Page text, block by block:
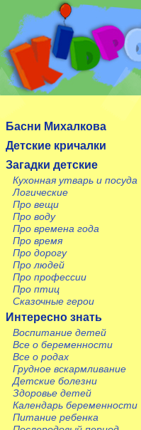
Сайт посвящен детям,
Басни Михалкова
Детские кричалки
Загадки детские
Кухонная утварь и посуда
Логические
Про вещи
Про воду
Про времена года
Про время
Про дорогу
Про людей
Про профессии
Про птиц
Сказочные герои
Интересно знать
Воспитание детей
Все о беременности
Все о родах
Грудное вскармливание
Детские болезни
Здоровье детей
Календарь беременности
Питание ребенка